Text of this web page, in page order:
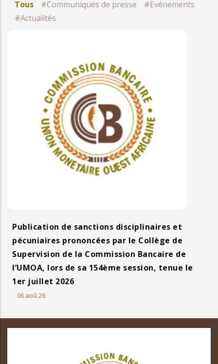
Tous #Communiqués de presse
#Evénements
#Actualités
Publication de sanctions disciplinaires et
pécuniaires prononcées par le Collège de
Supervision de la Commission Bancaire de
l’UMOA, lors de sa 154ème session, tenue le
1er juillet 2026
06 aoû 26